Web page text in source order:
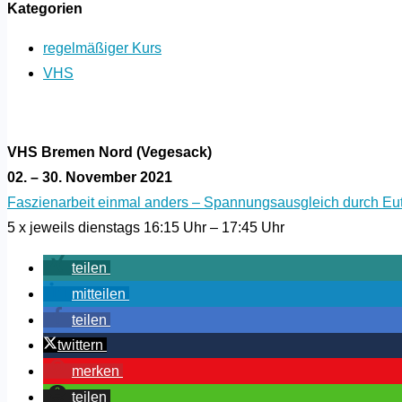
Kategorien
regelmäßiger Kurs
VHS
VHS Bremen Nord (Vegesack)
02. – 30. November 2021
Faszienarbeit einmal anders – Spannungsausgleich durch
5 x jeweils dienstags 16:15 Uhr – 17:45 Uhr
teilen
mitteilen
teilen
twittern
merken
teilen